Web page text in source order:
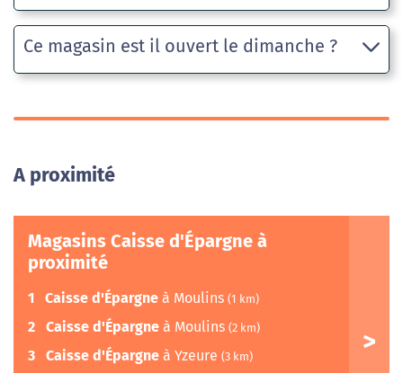
Ce magasin est il ouvert le dimanche ?
A proximité
Magasins Caisse d'Épargne à
proximité
1 Caisse d'Épargne à Moulins (1 km)
2 Caisse d'Épargne à Moulins (2 km)
3 Caisse d'Épargne à Yzeure (3 km)